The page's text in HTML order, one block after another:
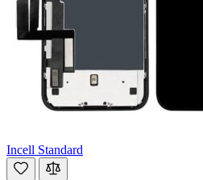
Incell Standard